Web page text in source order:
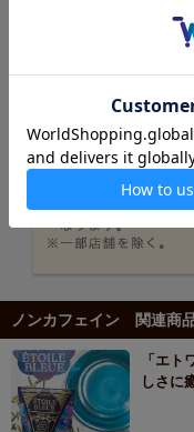
ノンカフェイン 関連商
「エ
しさに